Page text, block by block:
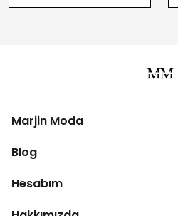
Marjin Moda
Blog
Hesabım